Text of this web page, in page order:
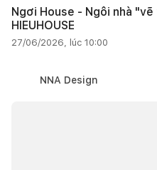
Ngơi House - Ngôi nhà
HIEUHOUSE
27/06/2026, lúc 10:00
NNA Design